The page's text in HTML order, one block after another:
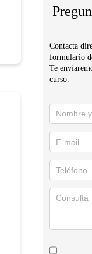
Contacta
formulario
Te
curso.
Solicita